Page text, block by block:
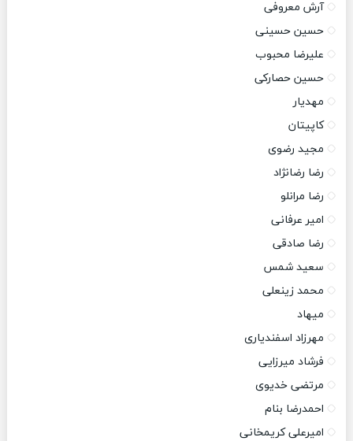
آرش معروفی
حسین حسینی
علیرضا محبوب
حسین حصارکی
مهدیار
کاپیتان
مجید رضوی
رضا رضانژاد
رضا مرانلو
امیر عرفانی
رضا صادقی
سعید شمس
محمد زینعلی
میهاد
مهرزاد اسفندیاری
فرشاد میرزایی
مرتضی خدیوی
احمدرضا بنام
امیرعلی کریمخانی